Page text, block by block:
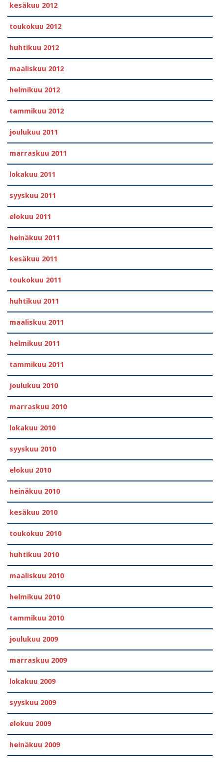
kesäkuu 2012
toukokuu 2012
huhtikuu 2012
maaliskuu 2012
helmikuu 2012
tammikuu 2012
joulukuu 2011
marraskuu 2011
lokakuu 2011
syyskuu 2011
elokuu 2011
heinäkuu 2011
kesäkuu 2011
toukokuu 2011
huhtikuu 2011
maaliskuu 2011
helmikuu 2011
tammikuu 2011
joulukuu 2010
marraskuu 2010
lokakuu 2010
syyskuu 2010
elokuu 2010
heinäkuu 2010
kesäkuu 2010
toukokuu 2010
huhtikuu 2010
maaliskuu 2010
helmikuu 2010
tammikuu 2010
joulukuu 2009
marraskuu 2009
lokakuu 2009
syyskuu 2009
elokuu 2009
heinäkuu 2009